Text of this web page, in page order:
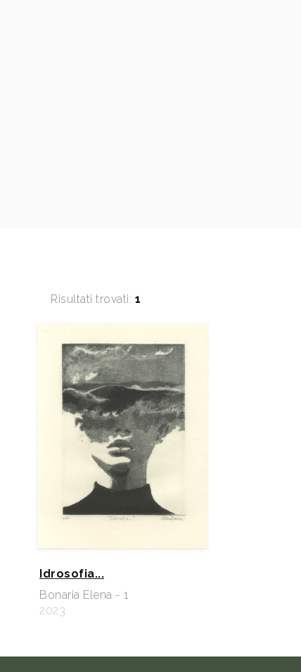
Risultati trovati: 1
Idrosofia...
Bonaria Elena - 1
2023